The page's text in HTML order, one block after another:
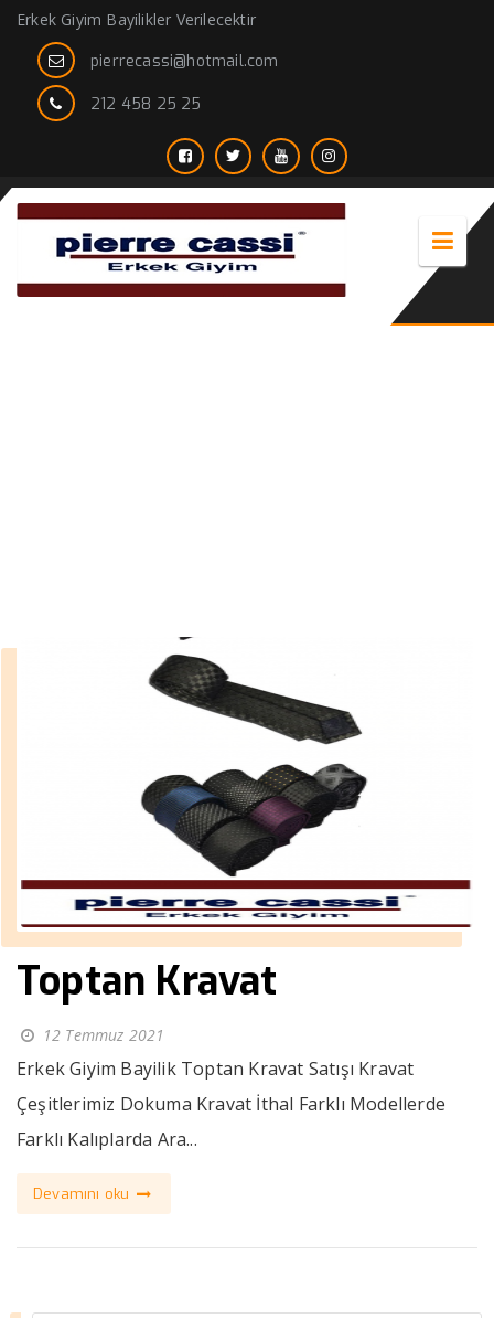
Erkek Giyim Bayilikler Verilecektir
pierrecassi@hotmail.com
212 458 25 25
Toptan Kravat
12 Temmuz 2021
Erkek Giyim Bayilik Toptan Kravat Satışı Kravat
Çeşitlerimiz Dokuma Kravat İthal Farklı Modellerde
Farklı Kalıplarda Ara...
Devamını oku